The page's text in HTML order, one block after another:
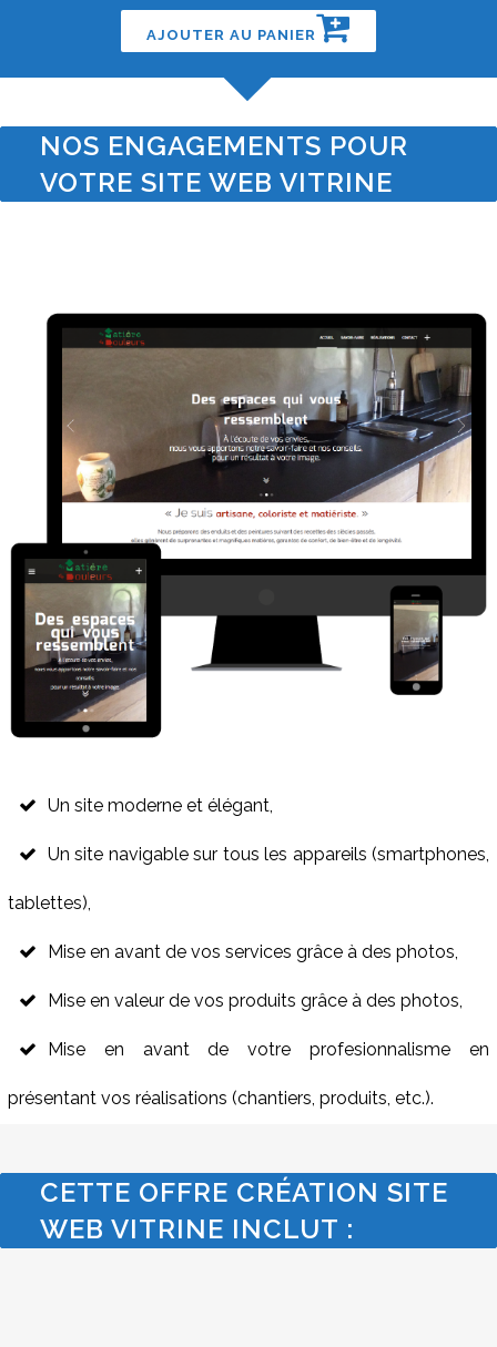
AJOUTER AU PANIER
NOS ENGAGEMENTS POUR
VOTRE SITE WEB VITRINE
Un site moderne et élégant,
Un site navigable sur tous les appareils (smartphones,
tablettes),
Mise en avant de vos services grâce à des photos,
Mise en valeur de vos produits grâce à des photos,
Mise en avant de votre profesionnalisme en
présentant vos réalisations (chantiers, produits, etc.).
CETTE OFFRE CRÉATION SITE
WEB VITRINE INCLUT :